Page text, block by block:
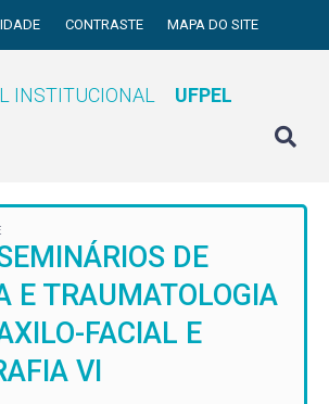
CONTRASTE MAPA DO SITE
INSTITUCIONAL UFPEL
DE
E TRAUMATOLOGIA
FACIAL E
VI